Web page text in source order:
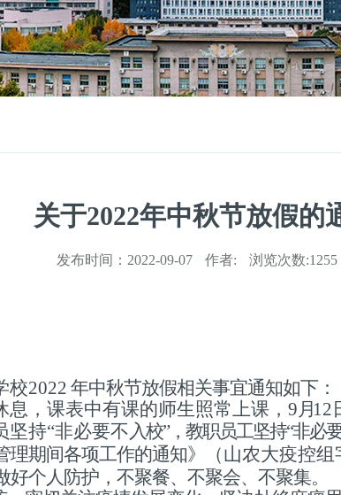
关于2022年中秋节放假的
发布时间： 2022-09-07 作者: 浏览次数:1255
校2022 年中秋节放假相关事宜通知如下：
息，课表中有课的师生照常上课， 9月12
坚持“非必要不入校”，教职员工坚持“非必
理期间各项工作的通知》 （山农大疫控
个人防护，不聚餐、不聚会、不聚集。